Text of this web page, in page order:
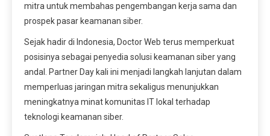
mitra untuk membahas pengembangan kerja sama dan
prospek pasar keamanan siber.
Sejak hadir di Indonesia, Doctor Web terus memperkuat
posisinya sebagai penyedia solusi keamanan siber yang
andal. Partner Day kali ini menjadi langkah lanjutan dalam
memperluas jaringan mitra sekaligus menunjukkan
meningkatnya minat komunitas IT lokal terhadap
teknologi keamanan siber.